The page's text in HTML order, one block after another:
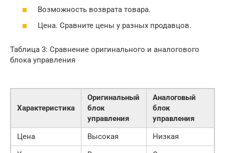
Возможность возврата товара.
Цена. Сравните цены у разных продавцов.
Таблица 3: Сравнение оригинального и аналогового
блока управления
Характеристика
Оригинальный
блок
управления
Аналоговый
блок
управления
Цена
Высокая
Низкая